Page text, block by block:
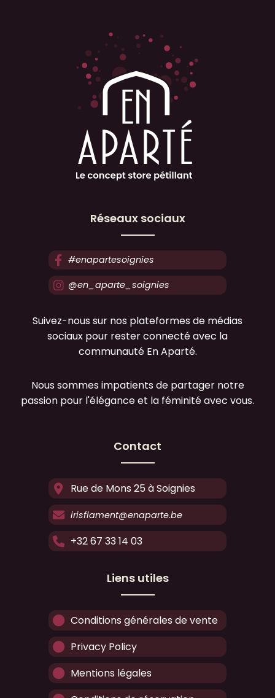
Réseaux sociaux
#enapartesoignies
@en_aparte_soignies
Suivez-nous sur nos plateformes de médias
sociaux pour rester connecté avec la
communauté En Aparté.
Nous sommes impatients de partager notre
passion pour l'élégance et la féminité avec vous.
Contact
Rue de Mons 25 à Soignies
irisflament@enaparte.be
+32 67 33 14 03
Liens utiles
Conditions générales de vente
Privacy Policy
Mentions légales